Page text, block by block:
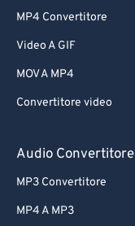
MP4 Convertitore
Video A GIF
MOV A MP4
Convertitore video
Audio Convertitore
MP3 Convertitore
MP4 A MP3